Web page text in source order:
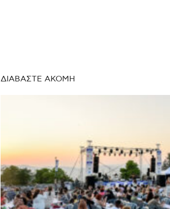
ΔΙΑΒΑΣΤΕ ΑΚΟΜΗ